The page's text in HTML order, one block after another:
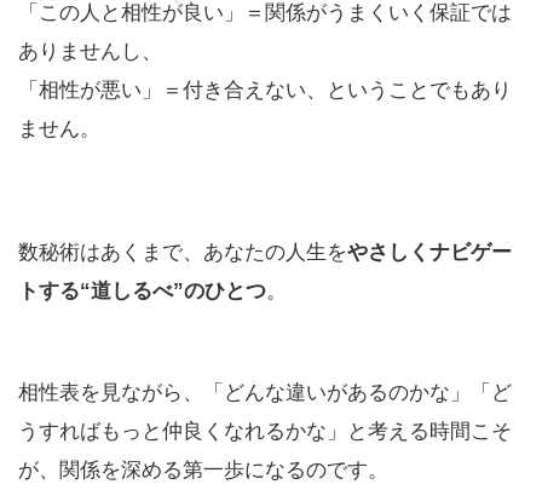
「この人と相性が良い」＝関係がうまくいく保証では
ありませんし、
「相性が悪い」＝付き合えない、ということでもあり
ません。
数秘術はあくまで、あなたの人生をやさしくナビゲー
トする“道しるべ”のひとつ。
相性表を見ながら、「どんな違いがあるのかな」「ど
うすればもっと仲良くなれるかな」と考える時間こそ
が、関係を深める第一歩になるのです。